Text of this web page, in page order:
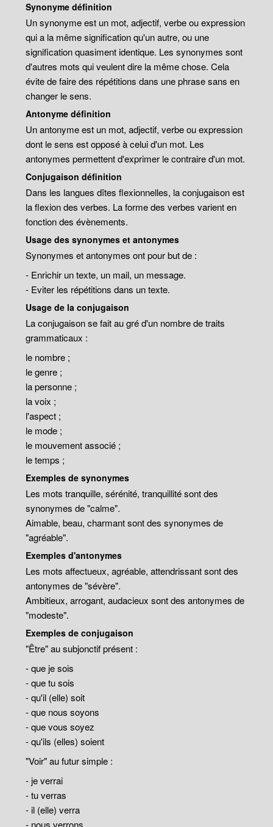
Synonyme définition
Un synonyme est un mot, adjectif, verbe ou expression
qui a la même signification qu'un autre, ou une
signification quasiment identique. Les synonymes sont
d'autres mots qui veulent dire la même chose. Cela
évite de faire des répétitions dans une phrase sans en
changer le sens.
Antonyme définition
Un antonyme est un mot, adjectif, verbe ou expression
dont le sens est opposé à celui d'un mot. Les
antonymes permettent d'exprimer le contraire d'un mot.
Conjugaison définition
Dans les langues dîtes flexionnelles, la conjugaison est
la flexion des verbes. La forme des verbes varient en
fonction des évènements.
Usage des synonymes et antonymes
Synonymes et antonymes ont pour but de :
- Enrichir un texte, un mail, un message.
- Eviter les répétitions dans un texte.
Usage de la conjugaison
La conjugaison se fait au gré d'un nombre de traits
grammaticaux :
le nombre ;
le genre ;
la personne ;
la voix ;
l'aspect ;
le mode ;
le mouvement associé ;
le temps ;
Exemples de synonymes
Les mots tranquille, sérénité, tranquillité sont des
synonymes de "calme".
Aimable, beau, charmant sont des synonymes de
"agréable".
Exemples d'antonymes
Les mots affectueux, agréable, attendrissant sont des
antonymes de "sévère".
Ambitieux, arrogant, audacieux sont des antonymes de
"modeste".
Exemples de conjugaison
"Être" au subjonctif présent :
- que je sois
- que tu sois
- qu'il (elle) soit
- que nous soyons
- que vous soyez
- qu'ils (elles) soient
"Voir" au futur simple :
- je verrai
- tu verras
- il (elle) verra
- nous verrons